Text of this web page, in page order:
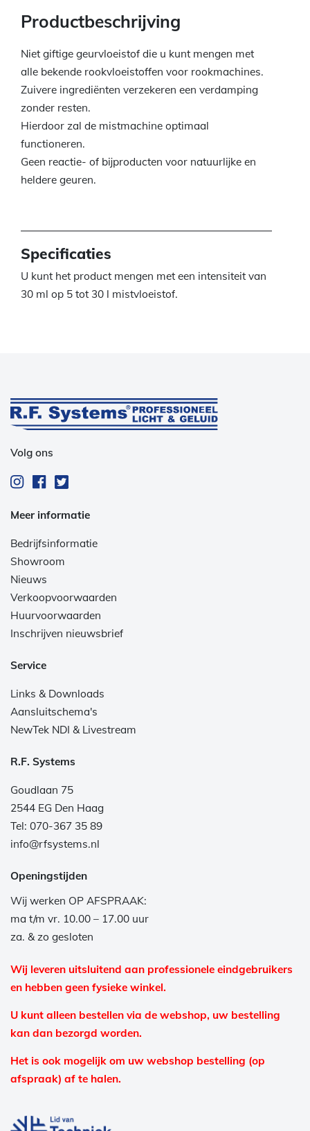
Productbeschrijving
Niet giftige geurvloeistof die u kunt mengen met
alle bekende rookvloeistoffen voor rookmachines.
Zuivere ingrediënten verzekeren een verdamping
zonder resten.
Hierdoor zal de mistmachine optimaal
functioneren.
Geen reactie- of bijproducten voor natuurlijke en
heldere geuren.
Specificaties
U kunt het product mengen met een intensiteit van
30 ml op 5 tot 30 l mistvloeistof.
Volg ons
Meer informatie
Bedrijfsinformatie
Showroom
Nieuws
Verkoopvoorwaarden
Huurvoorwaarden
Inschrijven nieuwsbrief
Service
Links & Downloads
Aansluitschema's
NewTek NDI & Livestream
R.F. Systems
Goudlaan 75
2544 EG Den Haag
Tel: 070-367 35 89
info@rfsystems.nl
Openingstijden
Wij werken OP AFSPRAAK:
ma t/m vr. 10.00 – 17.00 uur
za. & zo gesloten
Wij leveren uitsluitend aan professionele eindgebruikers
en hebben geen fysieke winkel.
U kunt alleen bestellen via de webshop, uw bestelling
kan dan bezorgd worden.
Het is ook mogelijk om uw webshop bestelling (op
afspraak) af te halen.